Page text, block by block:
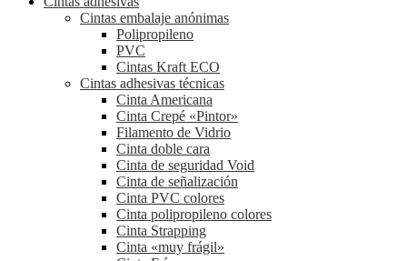
Cintas embalaje anónimas
Polipropileno
PVC
Cintas Kraft ECO
Cintas adhesivas técnicas
Cinta Americana
Cinta Crepé «Pintor»
Filamento de Vidrio
Cinta doble cara
Cinta de seguridad Void
Cinta de señalización
Cinta PVC colores
Cinta polipropileno colores
Cinta Strapping
Cinta «muy frágil»